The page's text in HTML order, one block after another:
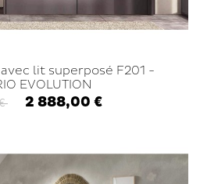
lit superposé F201 -
EVOLUTION
2 888,00 €